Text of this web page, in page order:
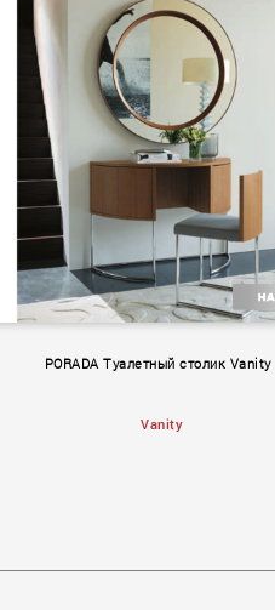
Prestige
PORADA Туалетный столик Vanity
Vanity